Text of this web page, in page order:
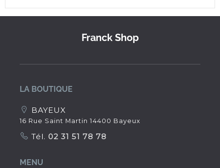
Franck Shop
LA BOUTIQUE
BAYEUX
16 Rue Saint Martin 14400 Bayeux
Tél. 02 31 51 78 78
MENU